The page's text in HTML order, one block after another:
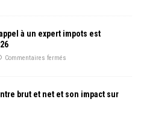
à un expert impots est
Commentaires fermés
brut et net et son impact sur